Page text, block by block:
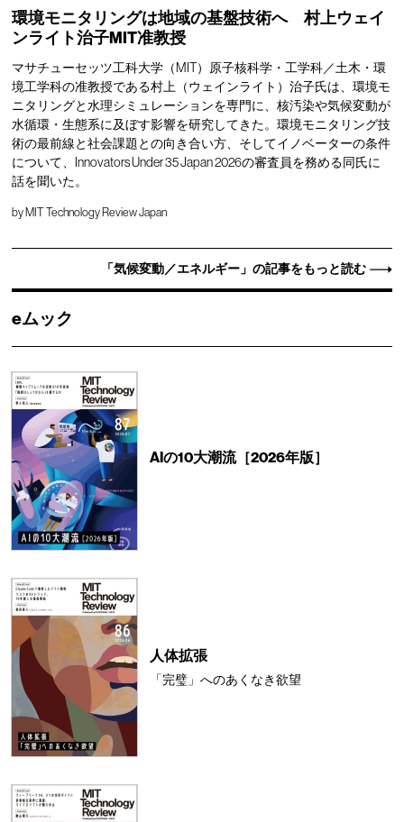
環境モニタリングは地域の基盤技術へ 村上ウェイ
ンライト治子MIT准教授
マサチューセッツ工科大学（MIT）原子核科学・工学科／土木・環
境工学科の准教授である村上（ウェインライト）治子氏は、環境モ
ニタリングと水理シミュレーションを専門に、核汚染や気候変動が
水循環・生態系に及ぼす影響を研究してきた。環境モニタリング技
術の最前線と社会課題との向き合い方、そしてイノベーターの条件
について、Innovators Under 35 Japan 2026の審査員を務める同氏に
話を聞いた。
by MIT Technology Review Japan
「気候変動／エネルギー」の記事をもっと読む
eムック
AIの10大潮流［2026年版］
人体拡張
「完璧」へのあくなき欲望